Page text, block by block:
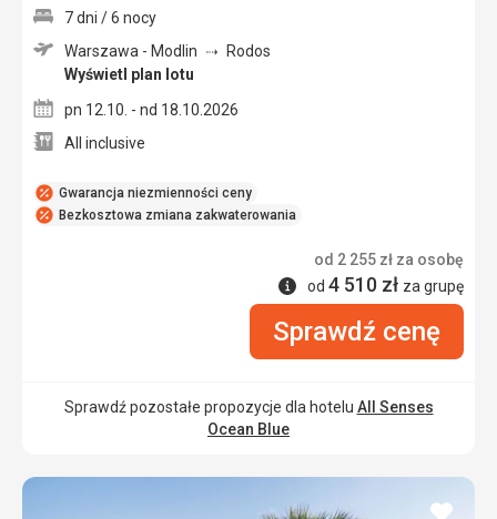
Gwarancja niezmienności ceny
Bezkosztowa zmiana zakwaterowania
7 dni / 6 nocy
Warszawa - Modlin
Rodos
Wyświetl plan lotu
pn 12.10. - nd 18.10.2026
All inclusive
od 2 255 zł za osobę
Informacje
od 4 510 zł za grupę
Sprawdź cenę
Sprawdź pozostałe propozycje dla hotelu All Senses
Ocean Blue
dodaj